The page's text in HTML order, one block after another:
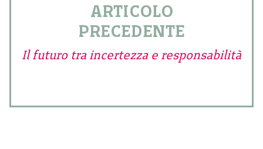
ARTICOLO
PRECEDENTE
Il futuro tra incertezza e responsabilità